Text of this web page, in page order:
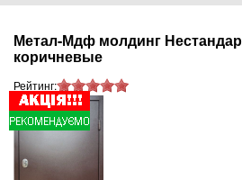
Метал-Мдф молдинг
коричневые
Рейтинг: